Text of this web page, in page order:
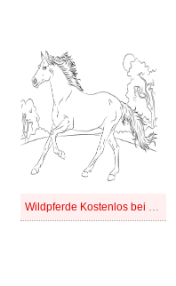
Wildpferde Kostenlos bei Kindern